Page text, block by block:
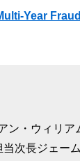
Year
ン・ウィリア
次長ジェー